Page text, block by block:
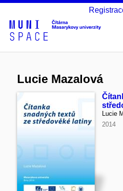
Lucie Mazalová
Lucie
2014